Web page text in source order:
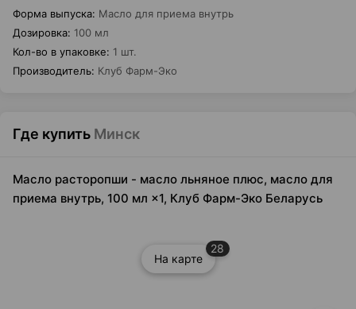
Форма выпуска: Масло для приема внутрь
Дозировка: 100 мл
Кол-во в упаковке: 1 шт.
Производитель: Клуб Фарм-Эко
Где купить Минск
Масло расторопши - масло льняное плюс, масло для
приема внутрь, 100 мл ×1, Клуб Фарм-Эко Беларусь
На карте
28